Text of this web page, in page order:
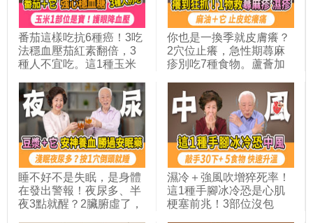
番茄這樣吃抗6種癌！3吃
法穩血壓茄紅素翻倍，3
種人不宜吃。這1種玉米
部位別丟，降血壓穩血糖
利尿消腫。它是水腫瘦身
的好朋友，比玉米熱量少
3倍｜胡乃文開講
Dr.HU_330
你也是一換季就皮膚癢？
2穴位止癢，急性期蕁麻
疹別吃7種食物。蘆薈加
湯止異位性皮膚炎的癢，
任何皮膚病都可以治。皮
蛇發作時，麻油＋它，痛
癢立刻救｜胡乃文開講
Dr.HU_322
睡不好不是失眠，是身體
在發出警報！夜尿多、半
夜3點就醒？2臟腑虛了，
濕冷＋強風吹增猝死率！
這1種手腳冰冷恐是心肌
梗塞前兆！3部位沒包